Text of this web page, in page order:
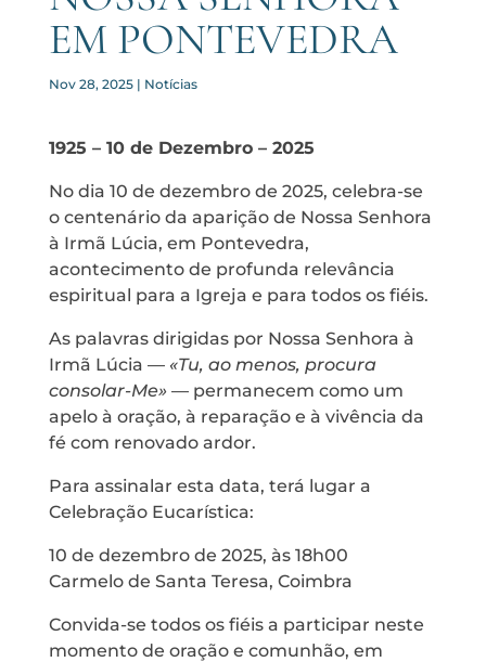
EM PONTEVEDRA
Nov 28, 2025| Notícias
1925 – 10 de Dezembro – 2025
No dia 10 de dezembro de 2025, celebra-se
o centenário da aparição de Nossa Senhora
à Irmã Lúcia, em Pontevedra,
acontecimento de profunda relevância
espiritual para a Igreja e para todos os fiéis.
As palavras dirigidas por Nossa Senhora à
Irmã Lúcia — «Tu, ao menos, procura
consolar-Me»— permanecem como um
apelo à oração, à reparação e à vivência da
fé com renovado ardor.
Para assinalar esta data, terá lugar a
Celebração Eucarística:
10 de dezembro de 2025, às 18h00
Carmelo de Santa Teresa, Coimbra
Convida-se todos os fiéis a participar neste
momento de oração e comunhão, em